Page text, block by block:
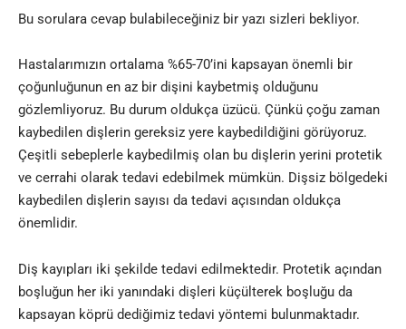
Bu sorulara cevap bulabileceğiniz bir yazı sizleri bekliyor.
Hastalarımızın ortalama %65-70’ini kapsayan önemli bir
çoğunluğunun en az bir dişini kaybetmiş olduğunu
gözlemliyoruz. Bu durum oldukça üzücü. Çünkü çoğu zaman
kaybedilen dişlerin gereksiz yere kaybedildiğini görüyoruz.
Çeşitli sebeplerle kaybedilmiş olan bu dişlerin yerini protetik
ve cerrahi olarak tedavi edebilmek mümkün. Dişsiz bölgedeki
kaybedilen dişlerin sayısı da tedavi açısından oldukça
önemlidir.
Diş kayıpları iki şekilde tedavi edilmektedir. Protetik açından
boşluğun her iki yanındaki dişleri küçülterek boşluğu da
kapsayan köprü dediğimiz tedavi yöntemi bulunmaktadır.